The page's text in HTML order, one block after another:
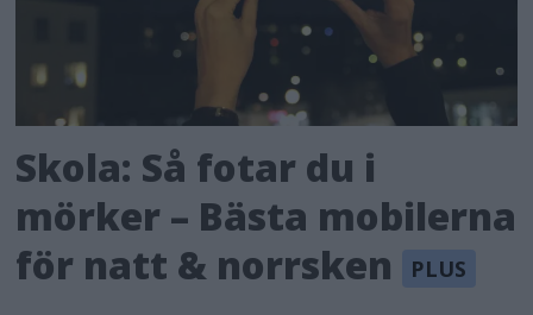
Skola: Så fotar du i
mörker – Bästa mobilerna
för natt & norrsken